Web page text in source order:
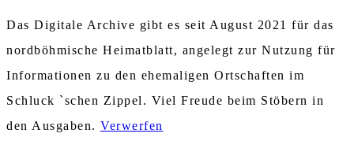
Das Digitale Archive gibt es seit August 2021 für das
nordböhmische Heimatblatt, angelegt zur Nutzung für
Informationen zu den ehemaligen Ortschaften im
Schluck `schen Zippel. Viel Freude beim Stöbern in
den Ausgaben. Verwerfen